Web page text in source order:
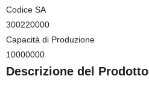
Codice SA
300220000
Capacità di Produzione
10000000
Descrizione del Prodotto